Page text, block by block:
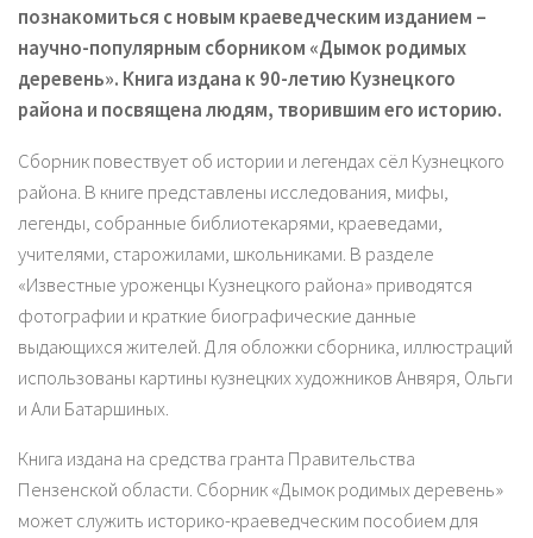
познакомиться с новым краеведческим изданием –
научно-популярным сборником «Дымок родимых
деревень». Книга издана к 90-летию Кузнецкого
района и посвящена людям, творившим его историю.
Сборник повествует об истории и легендах сёл Кузнецкого
района. В книге представлены исследования, мифы,
легенды, собранные библиотекарями, краеведами,
учителями, старожилами, школьниками. В разделе
«Известные уроженцы Кузнецкого района» приводятся
фотографии и краткие биографические данные
выдающихся жителей. Для обложки сборника, иллюстраций
использованы картины кузнецких художников Анвяря, Ольги
и Али Батаршиных.
Книга издана на средства гранта Правительства
Пензенской области. Сборник «Дымок родимых деревень»
может служить историко-краеведческим пособием для